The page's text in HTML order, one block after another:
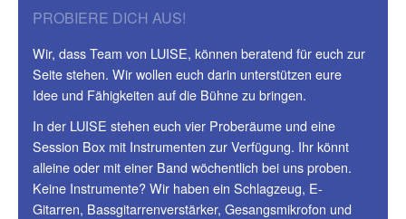
PROBIERE DICH AUS!
Wir, dass Team von LUISE, können beratend für euch zur
Seite stehen. Wir wollen euch darin unterstützen eure
Idee und Fähigkeiten auf die Bühne zu bringen.
In der LUISE stehen euch vier Proberäume und eine
Session Box mit Instrumenten zur Verfügung. Ihr könnt
alleine oder mit einer Band wöchentlich bei uns proben.
Keine Instrumente? Wir haben ein Schlagzeug, E-
Gitarren, Bassgitarrenverstärker, Gesangsmikrofon und